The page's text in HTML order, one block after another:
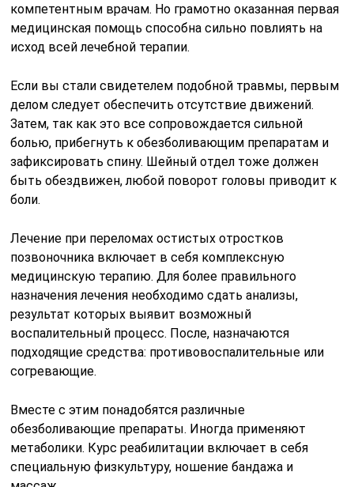
компетентным врачам. Но грамотно оказанная первая
медицинская помощь способна сильно повлиять на
исход всей лечебной терапии.
Если вы стали свидетелем подобной травмы, первым
делом следует обеспечить отсутствие движений.
Затем, так как это все сопровождается сильной
болью, прибегнуть к обезболивающим препаратам и
зафиксировать спину. Шейный отдел тоже должен
быть обездвижен, любой поворот головы приводит к
боли.
Лечение при переломах остистых отростков
позвоночника включает в себя комплексную
медицинскую терапию. Для более правильного
назначения лечения необходимо сдать анализы,
результат которых выявит возможный
воспалительный процесс. После, назначаются
подходящие средства: противовоспалительные или
согревающие.
Вместе с этим понадобятся различные
обезболивающие препараты. Иногда применяют
метаболики. Курс реабилитации включает в себя
специальную физкультуру, ношение бандажа и